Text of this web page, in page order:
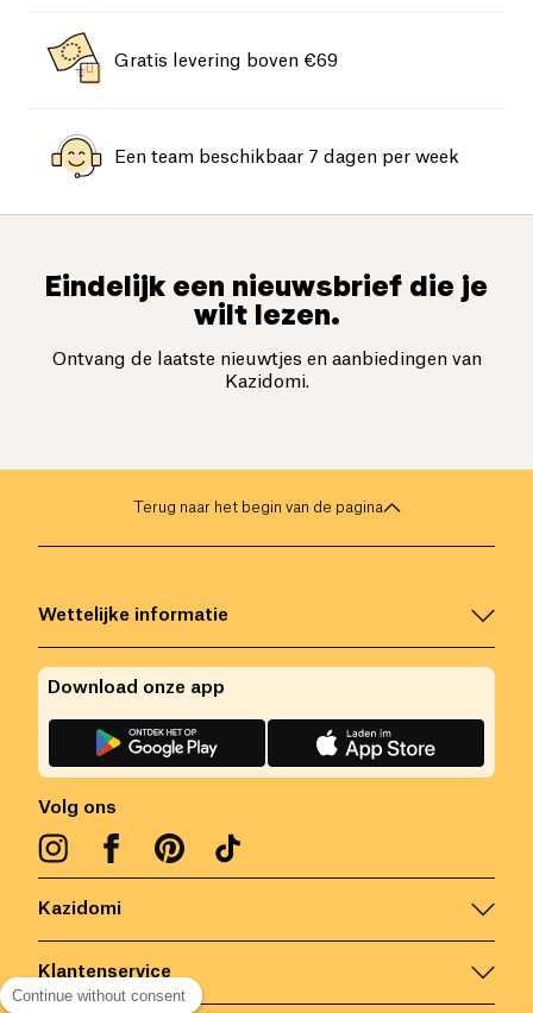
Gratis levering boven €69
Een team beschikbaar 7 dagen per week
Eindelijk een nieuwsbrief die je
wilt lezen.
Ontvang de laatste nieuwtjes en aanbiedingen van
Kazidomi.
Terug naar het begin van de pagina
Kazidomi
Klantenservice
Wettelijke informatie
Volg ons
Download onze app
Continue without consent